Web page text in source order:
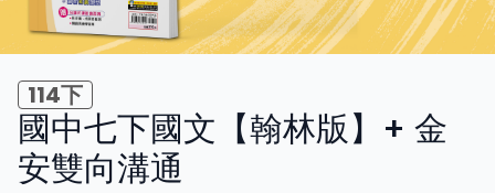
114下
國中七下國文【翰林版】+ 金
安雙向溝通